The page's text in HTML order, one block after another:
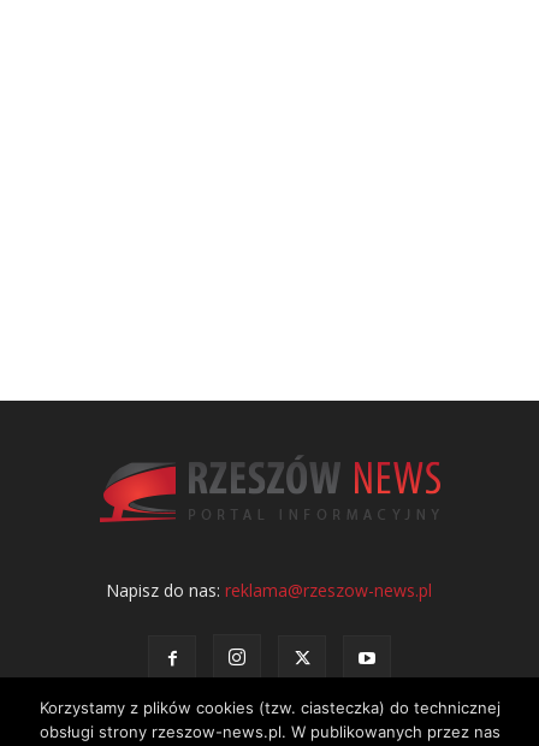
Napisz do nas:reklama@rzeszow-news.pl
Korzystamy z plików cookies (tzw. ciasteczka) do technicznej
obsługi strony rzeszow-news.pl. W publikowanych przez nas